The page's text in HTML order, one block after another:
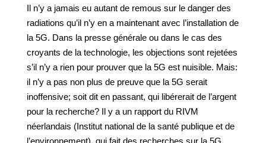
Il n’y a jamais eu autant de remous sur le danger des
radiations qu’il n’y en a maintenant avec l’installation de
la 5G. Dans la presse générale ou dans le cas des
croyants de la technologie, les objections sont rejetées
s’il n’y a rien pour prouver que la 5G est nuisible. Mais:
il n’y a pas non plus de preuve que la 5G serait
inoffensive; soit dit en passant, qui libérerait de l’argent
pour la recherche? Il y a un rapport du RIVM
néerlandais (Institut national de la santé publique et de
l’environnement), qui fait des recherches sur la 5G.